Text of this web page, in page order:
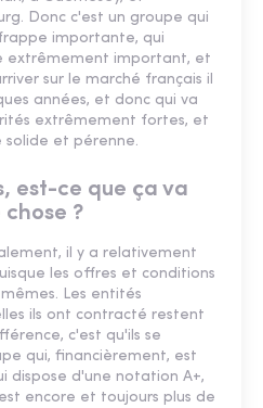
Donc c'est un groupe qui
importante, qui
extrêmement important, et
sur le marché français il
années, et donc qui va
extrêmement fortes, et
solide et pérenne.
est-ce que ça va
?
il y a relativement
les offres et conditions
Les entités
ils ont contracté restent
c'est qu'ils se
qui, financièrement, est
dispose d'une notation A+,
encore et toujours plus de